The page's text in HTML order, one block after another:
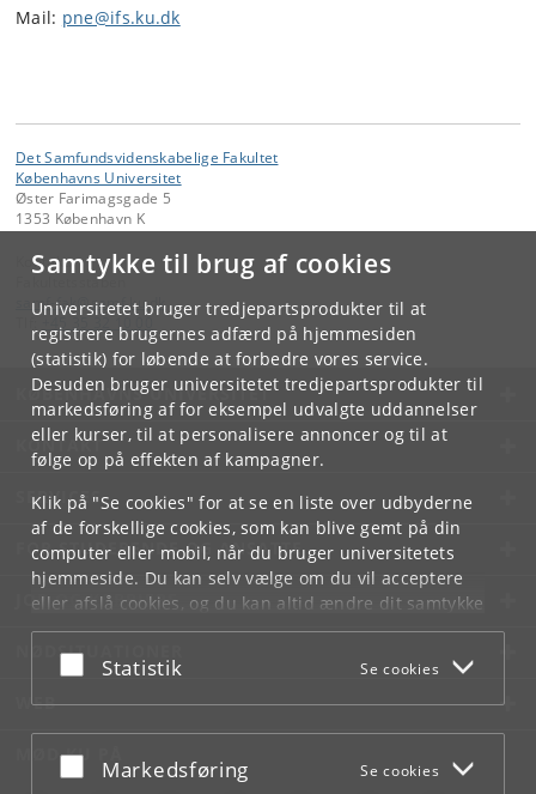
Samtykke til brug af cookies
Universitetet bruger tredjepartsprodukter til at
registrere brugernes adfærd på hjemmesiden
(statistik) for løbende at forbedre vores service.
Desuden bruger universitetet tredjepartsprodukter til
markedsføring af for eksempel udvalgte uddannelser
eller kurser, til at personalisere annoncer og til at
følge op på effekten af kampagner.
Klik på "Se cookies" for at se en liste over udbyderne
af de forskellige cookies, som kan blive gemt på din
computer eller mobil, når du bruger universitetets
hjemmeside. Du kan selv vælge om du vil acceptere
eller afslå cookies, og du kan altid ændre dit samtykke
underCookie- og privatlivspolitiksom du finder i
bunden af hver side.
Acceptér eller afslå
Statistik Se cookies
Acceptér eller afslå
Markedsføring Se cookies
Mail: pne@ifs.ku.dk
Det Samfundsvidenskabelige Fakultet
Københavns Universitet
Øster Farimagsgade 5
1353 København K
Kontakt:
Fakultetsstaben
samf-fak @samf.ku.dk
KØBENHAVNS UNIVERSITET
KONTAKT
SERVICES
FOR STUDERENDE OG ANSATTE
JOB OG KARRIERE
NØDSITUATIONER
WEB
MØD KU PÅ